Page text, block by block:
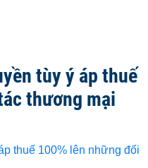
tùy ý áp thuế
thương mại